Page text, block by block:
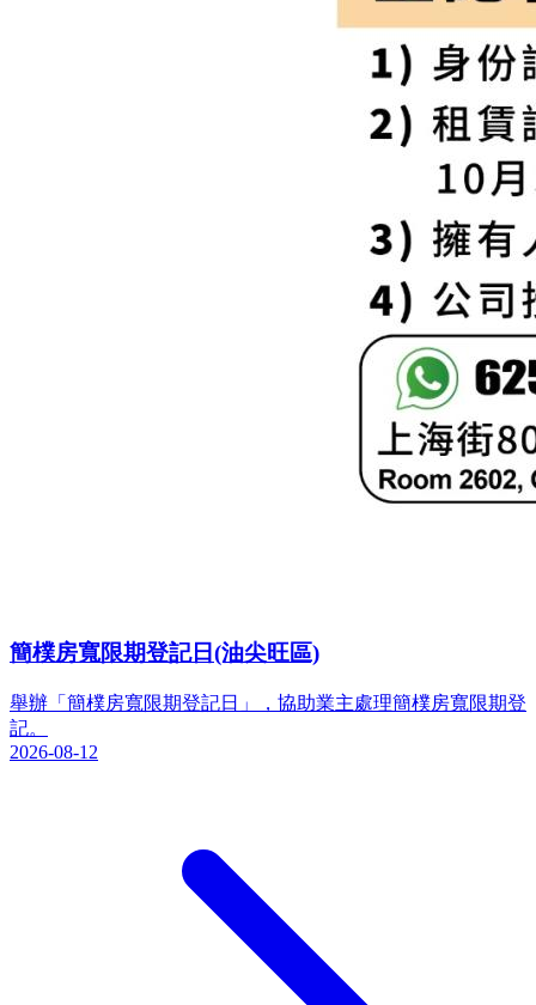
簡樸房寬限期登記日(油尖旺區)
舉辦「簡樸房寬限期登記日」，協助業主處理簡樸房寬限期登
記。
2026-08-12